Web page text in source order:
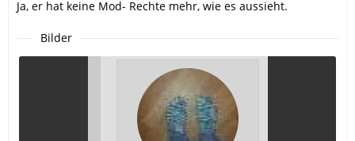
Ja, er hat keine Mod- Rechte mehr, wie es aussieht.
Bilder